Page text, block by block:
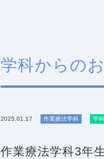
学科からの
2025.01.17 作業療法学科 学
作業療法学科3年